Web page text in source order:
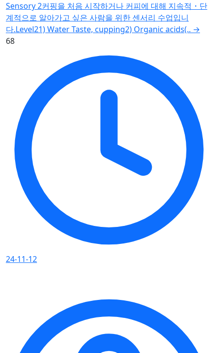
Sensory 2커핑을 처음 시작하거나 커피에 대해 지속적・단
계적으로 알아가고 싶은 사람을 위한 센서리 수업입니
다.Level21) Water Taste, cupping2) Organic acids(.. →
68
24-11-12